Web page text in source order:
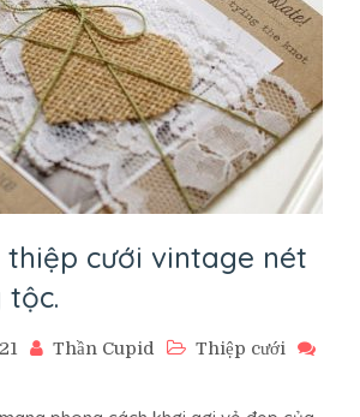
Nhất
ở
VN
thiệp cưới vintage nét
tộc.
Thần Cupid
Thiệp cưới